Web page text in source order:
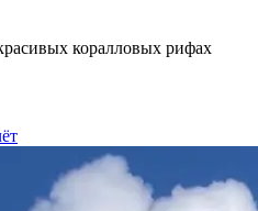
коралловых рифах